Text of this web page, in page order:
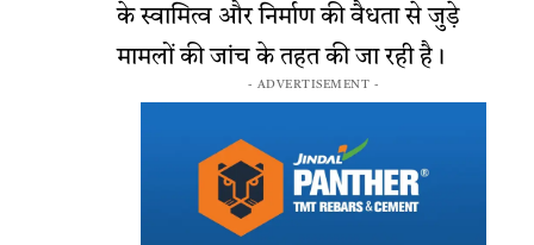
के स्वामित्व और निर्माण की वैधता से जुड़े
मामलों की जांच के तहत की जा रही है।
- ADVERTISEMENT -